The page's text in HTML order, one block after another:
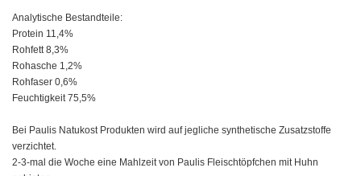
Analytische Bestandteile:
Protein 11,4%
Rohfett 8,3%
Rohasche 1,2%
Rohfaser 0,6%
Feuchtigkeit 75,5%
Bei Paulis Natukost Produkten wird auf jegliche synthetische Zusatzstoffe
verzichtet.
2-3-mal die Woche eine Mahlzeit von Paulis Fleischtöpfchen mit Huhn